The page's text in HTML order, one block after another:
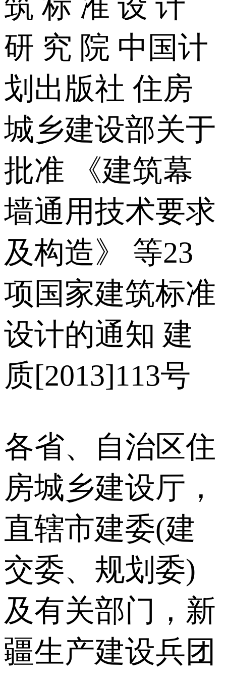
研 究 院 中国计
划出版社 住房
城乡建设部关于
批准 《建筑幕
墙通用技术要求
及构造》 等23
项国家建筑标准
设计的通知 建
质[2013]113号
各省、自治区住
房城乡建设厅，
直辖市建委(建
交委、规划委)
及有关部门，新
疆生产建设兵团